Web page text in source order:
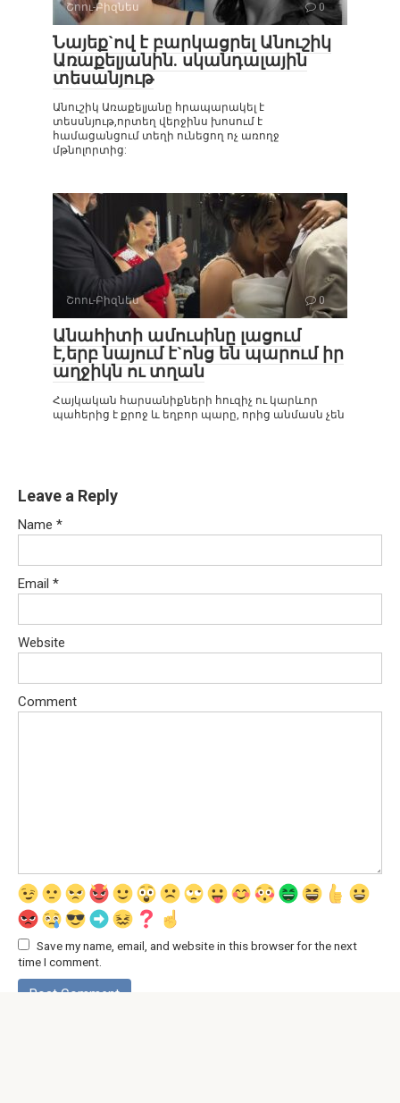
Շոու-Բիզնես 0
Նայեք`ով է բարկացրել Անուշիկ
Առաքելյանին. սկանդալային
տեսանյութ
Անուշիկ Առաքելյանը հրապարակել է
տեսսնյութ,որտեղ վերջինս խոսում է
համացանցում տեղի ունեցող ոչ առողջ
մթնոլորտից:
Շոու-Բիզնես 0
Անահիտի ամուսինը լացում
է,երբ նայում է`ոնց են պարում իր
աղջիկն ու տղան
Հայկական հարսանիքների հուզիչ ու կարևոր
պահերից է քրոջ և եղբոր պարը, որից անմասն չեն
Leave a Reply
Name *
Email *
Website
Comment
Save my name, email, and website in this browser for the next
time I comment.